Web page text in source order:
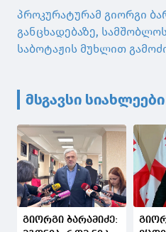
პროკურატურამ გიორგი
განცხადებაზე,
საბოტაჟის მუხლით
მსგავსი სიახლეები
გიორგი ბარამიძე: